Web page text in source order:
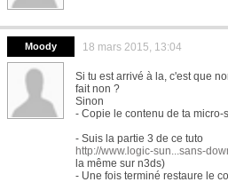
Moody 18 mars 2015, 13:04
Si tu est arrivé à la, c'est que
fait non ?
Sinon
- Copie le contenu de ta
- Suis la partie 3 de ce tuto
http://www.logic-sun...sans-
la même sur n3ds)
- Une fois terminé restaure le